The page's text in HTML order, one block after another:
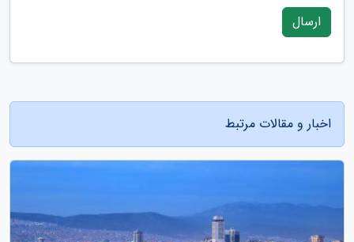
ارسال
اخبار و مقالات مرتبط